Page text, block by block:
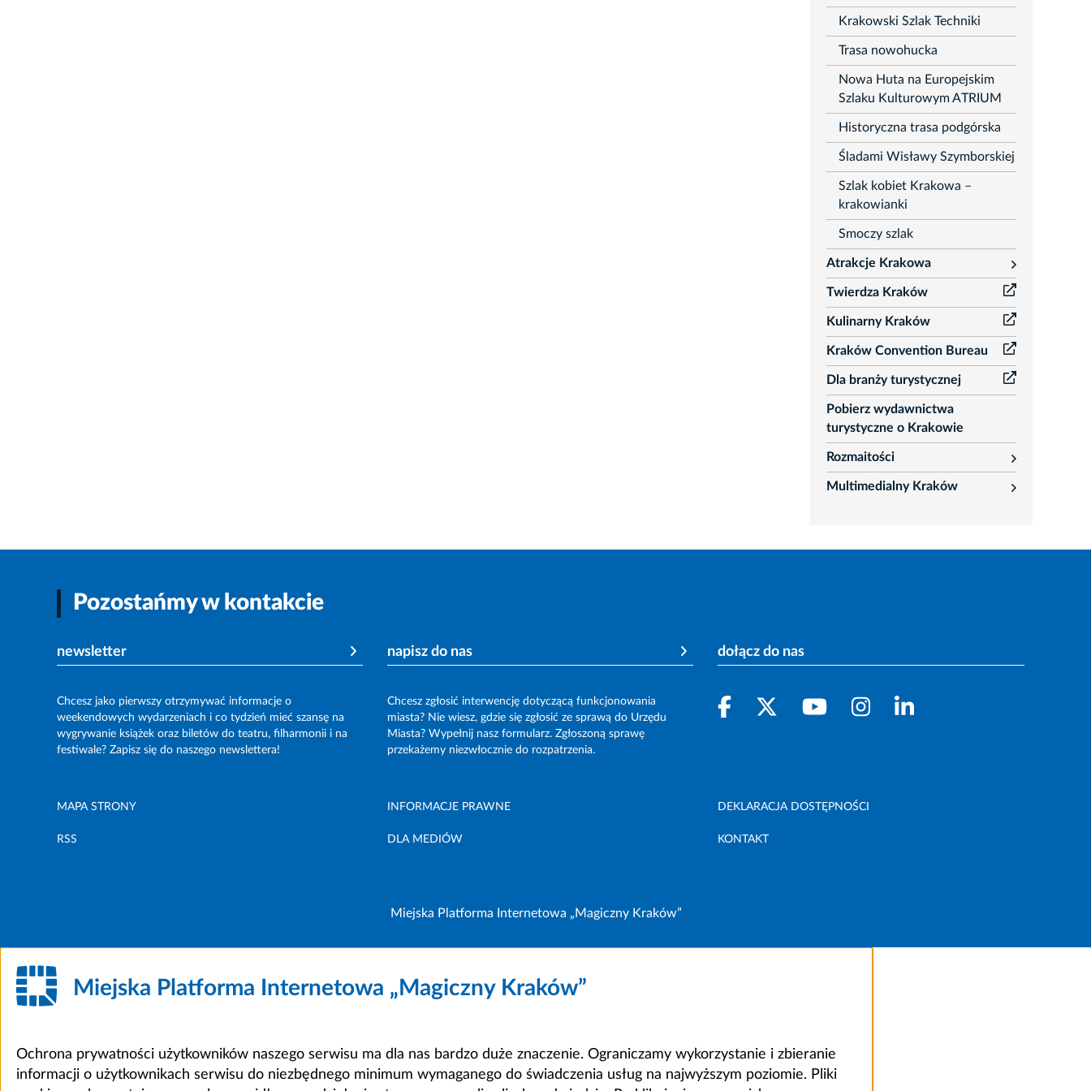
Krakowski Szlak Techniki
Trasa nowohucka
Nowa Huta na Europejskim
Szlaku Kulturowym ATRIUM
Historyczna trasa podgórska
Śladami Wisławy Szymborskiej
Szlak kobiet Krakowa –
krakowianki
Smoczy szlak
Atrakcje Krakowa
rozwiń
Twierdza Kraków
Kulinarny Kraków
Kraków Convention Bureau
Dla branży turystycznej
Pobierz wydawnictwa
turystyczne o Krakowie
Rozmaitości
rozwiń
Multimedialny Kraków
rozwiń
Pozostańmy w kontakcie
newsletter
Chcesz jako pierwszy otrzymywać informacje o
weekendowych wydarzeniach i co tydzień mieć szansę na
wygrywanie książek oraz biletów do teatru, filharmonii i na
festiwale? Zapisz się do naszego newslettera!
napisz do nas
Chcesz zgłosić interwencję dotyczącą funkcjonowania
miasta? Nie wiesz, gdzie się zgłosić ze sprawą do Urzędu
Miasta? Wypełnij nasz formularz. Zgłoszoną sprawę
przekażemy niezwłocznie do rozpatrzenia.
dołącz do nas
MAPA STRONY INFORMACJE PRAWNE DEKLARACJA DOSTĘPNOŚCI
RSS DLA MEDIÓW KONTAKT
Miejska Platforma Internetowa „Magiczny Kraków”
Miejska Platforma Internetowa „Magiczny Kraków”
Ochrona prywatności użytkowników naszego serwisu ma dla nas bardzo duże znaczenie. Ograniczamy wykorzystanie i zbieranie
informacji o użytkownikach serwisu do niezbędnego minimum wymaganego do świadczenia usług na najwyższym poziomie. Pliki